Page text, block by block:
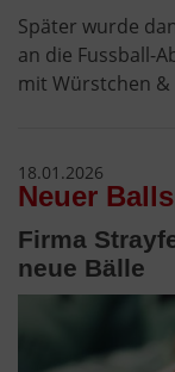
Später wurde
an die Fussball-
mit Würstchen
18.01.2026
Neuer
Firma
neue Bälle